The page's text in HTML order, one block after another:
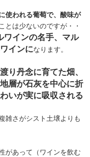
使われる葡萄で、酸味が
とは少ないのですが・・
ワインの名手、マル
インになります。
り丹念に育てた畑、
層が石灰を中心に折
いが実に吸収される
雑さがシスト土壌よりも
があって（ワインを飲む